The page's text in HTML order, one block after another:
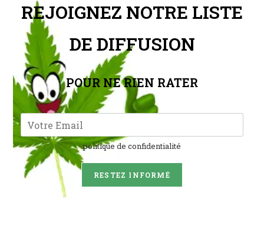
REJOIGNEZ NOTRE LISTE
DE DIFFUSION
POUR NE RIEN RATER
politique de confidentialité
RESTEZ INFORMÉ